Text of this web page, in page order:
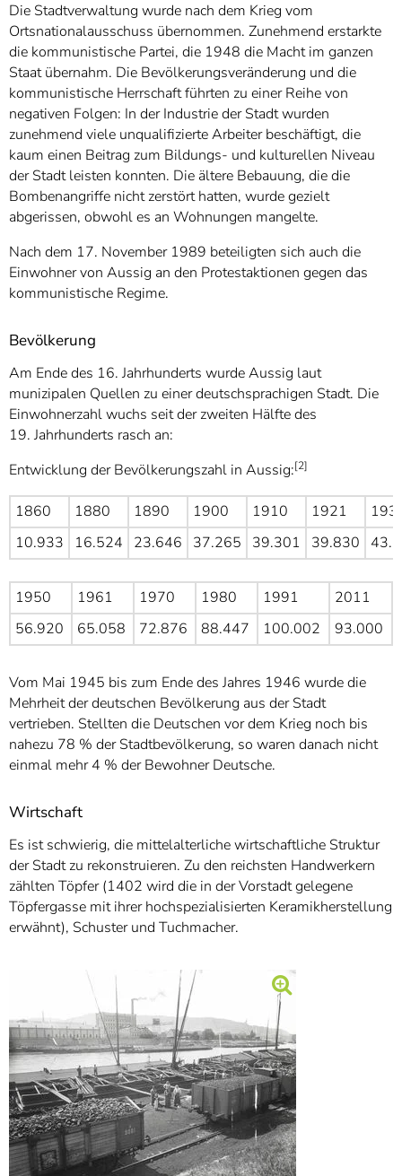
Die Stadtverwaltung wurde nach dem Krieg vom
Ortsnationalausschuss übernommen. Zunehmend erstarkte
die kommunistische Partei, die 1948 die Macht im ganzen
Staat übernahm. Die Bevölkerungsveränderung und die
kommunistische Herrschaft führten zu einer Reihe von
negativen Folgen: In der Industrie der Stadt wurden
zunehmend viele unqualifizierte Arbeiter beschäftigt, die
kaum einen Beitrag zum Bildungs- und kulturellen Niveau
der Stadt leisten konnten. Die ältere Bebauung, die die
Bombenangriffe nicht zerstört hatten, wurde gezielt
abgerissen, obwohl es an Wohnungen mangelte.
Nach dem 17. November 1989 beteiligten sich auch die
Einwohner von Aussig an den Protestaktionen gegen das
kommunistische Regime.
Bevölkerung
Am Ende des 16. Jahrhunderts wurde Aussig laut
munizipalen Quellen zu einer deutschsprachigen Stadt. Die
Einwohnerzahl wuchs seit der zweiten Hälfte des
19. Jahrhunderts rasch an:
Entwicklung der Bevölkerungszahl in Aussig:[2]
1860 1880 1890 1900 1910 1921
10.933
16.524 23.646 37.265 39.301 39.830
1950 1961 1970 1980 1991
2011
56.920
65.058 72.876 88.447 100.002 93.000
Vom Mai 1945 bis zum Ende des Jahres 1946 wurde die
Mehrheit der deutschen Bevölkerung aus der Stadt
vertrieben. Stellten die Deutschen vor dem Krieg noch bis
nahezu 78 % der Stadtbevölkerung, so waren danach nicht
einmal mehr 4 % der Bewohner Deutsche.
Wirtschaft
Es ist schwierig, die mittelalterliche wirtschaftliche Struktur
der Stadt zu rekonstruieren. Zu den reichsten Handwerkern
zählten Töpfer (1402 wird die in der Vorstadt gelegene
Töpfergasse mit ihrer hochspezialisierten Keramikherstellung
erwähnt), Schuster und Tuchmacher.